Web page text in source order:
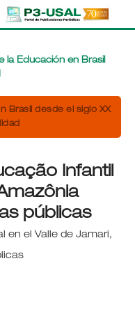
la Educación en Brasil
Brasil desde el siglo XX
Infantil
públicas
en el Valle de Jamari,